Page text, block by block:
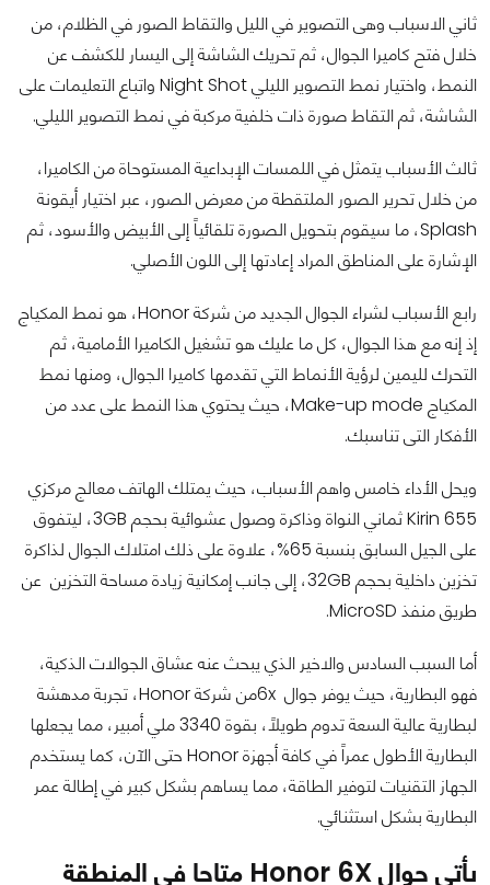
ثاني الاسباب وهى التصوير في الليل والتقاط الصور في الظلام، من
خلال فتح كاميرا الجوال، ثم تحريك الشاشة إلى اليسار للكشف عن
النمط، واختيار نمط التصوير الليلي Night Shot واتباع التعليمات على
الشاشة، ثم التقاط صورة ذات خلفية مركبة في نمط التصوير الليلي.
ثالث الأسباب يتمثل في اللمسات الإبداعية المستوحاة من الكاميرا،
من خلال تحرير الصور الملتقطة من معرض الصور، عبر اختيار أيقونة
Splash، ما سيقوم بتحويل الصورة تلقائياً إلى الأبيض والأسود، ثم
الإشارة على المناطق المراد إعادتها إلى اللون الأصلي.
رابع الأسباب لشراء الجوال الجديد من شركة Honor، هو نمط المكياج
إذ إنه مع هذا الجوال، كل ما عليك هو تشغيل الكاميرا الأمامية، ثم
التحرك لليمين لرؤية الأنماط التي تقدمها كاميرا الجوال، ومنها نمط
المكياج Make-up mode، حيث يحتوي هذا النمط على عدد من
الأفكار التى تناسبك.
ويحل الأداء خامس واهم الأسباب، حيث يمتلك الهاتف معالج مركزي
Kirin 655 ثماني النواة وذاكرة وصول عشوائية بحجم 3GB، ليتفوق
على الجيل السابق بنسبة 65%، علاوة على ذلك امتلاك الجوال لذاكرة
تخزين داخلية بحجم 32GB، إلى جانب إمكانية زيادة مساحة التخزين عن
طريق منفذ MicroSD.
أما السبب السادس والاخير الذي يبحث عنه عشاق الجوالات الذكية،
فهو البطارية، حيث يوفر جوال 6xمن شركة Honor، تجربة مدهشة
لبطارية عالية السعة تدوم طويلاً، بقوة 3340 ملي أمبير، مما يجعلها
البطارية الأطول عمراً في كافة أجهزة Honor حتى الآن، كما يستخدم
الجهاز التقنيات لتوفير الطاقة، مما يساهم بشكل كبير في إطالة عمر
البطارية بشكل استثنائي.
يأتي جوال Honor 6X متاحا فى المنطقة